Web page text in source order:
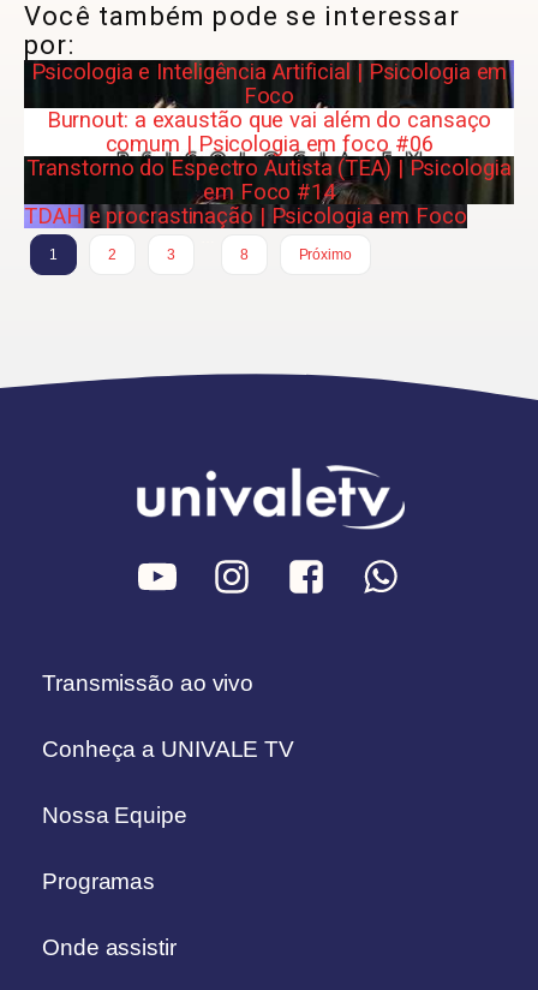
Você também pode se interessar
por:
Psicologia e Inteligência Artificial | Psicologia em
Foco
Burnout: a exaustão que vai além do cansaço
comum | Psicologia em foco #06
Transtorno do Espectro Autista (TEA) | Psicologia
em Foco #14
TDAH e procrastinação | Psicologia em Foco
1 2 3
8
Próximo
Transmissão ao vivo
Conheça a UNIVALE TV
Nossa Equipe
Programas
Onde assistir